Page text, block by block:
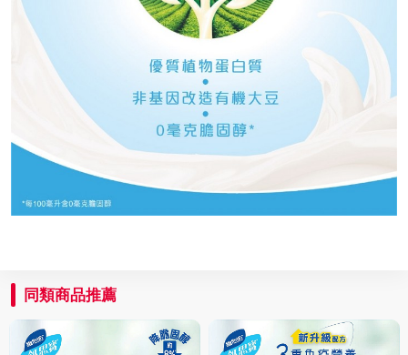
同類商品推薦